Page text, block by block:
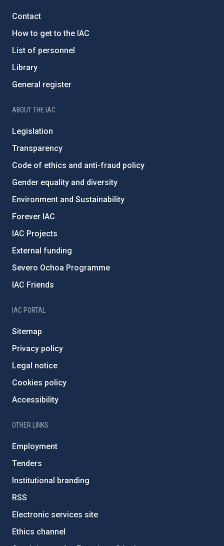
Contact
How to get to the IAC
List of personnel
Library
General register
ABOUT THE IAC
Legislation
Transparency
Code of ethics and anti-fraud policy
Gender equality and diversity
Environment and Sustainability
Forever IAC
IAC Projects
External funding
Severo Ochoa Programme
IAC Friends
IAC PORTAL
Sitemap
Privacy policy
Legal notice
Cookies policy
Accessibility
OTHER LINKS
Employment
Tenders
Institutional branding
RSS
Electronic services site
Ethics channel